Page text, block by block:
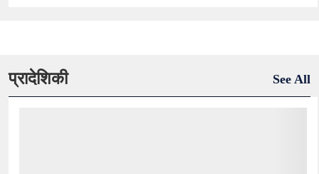
प्रादेशिकी See All